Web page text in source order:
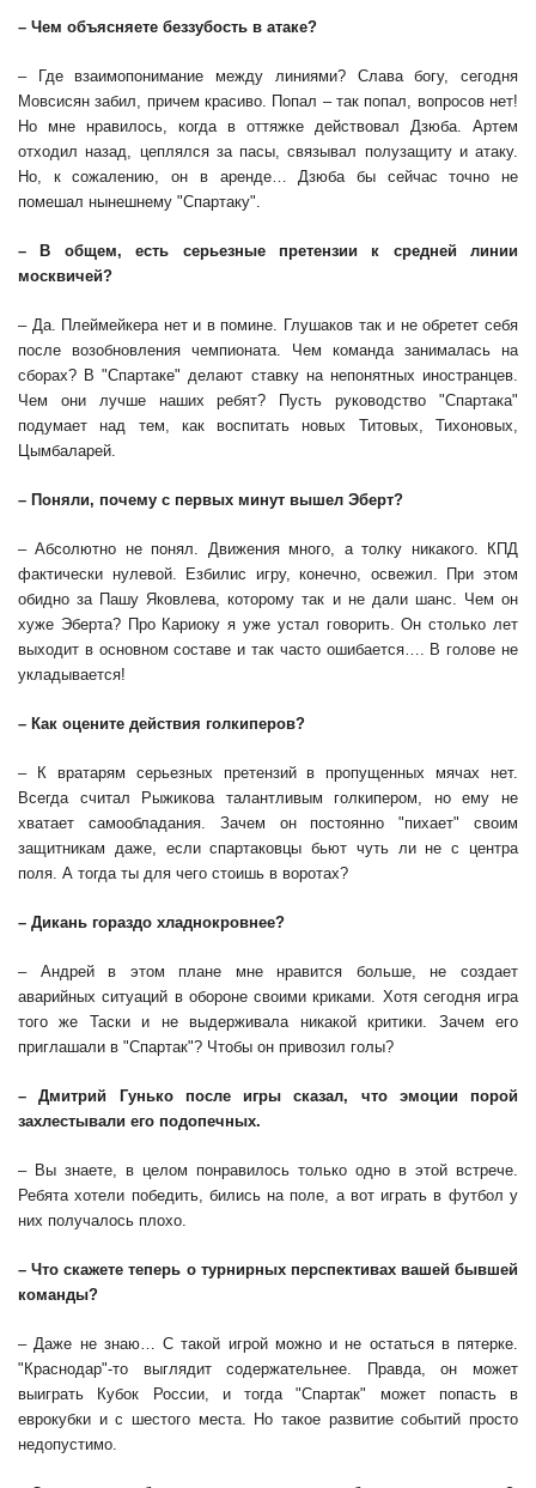
– Чем объясняете беззубость в атаке?
– Где взаимопонимание между линиями? Слава богу, сегодня
Мовсисян забил, причем красиво. Попал – так попал, вопросов нет!
Но мне нравилось, когда в оттяжке действовал Дзюба. Артем
отходил назад, цеплялся за пасы, связывал полузащиту и атаку.
Но, к сожалению, он в аренде… Дзюба бы сейчас точно не
помешал нынешнему "Спартаку".
– В общем, есть серьезные претензии к средней линии
москвичей?
– Да. Плеймейкера нет и в помине. Глушаков так и не обретет себя
после возобновления чемпионата. Чем команда занималась на
сборах? В "Спартаке" делают ставку на непонятных иностранцев.
Чем они лучше наших ребят? Пусть руководство "Спартака"
подумает над тем, как воспитать новых Титовых, Тихоновых,
Цымбаларей.
– Поняли, почему с первых минут вышел Эберт?
– Абсолютно не понял. Движения много, а толку никакого. КПД
фактически нулевой. Езбилис игру, конечно, освежил. При этом
обидно за Пашу Яковлева, которому так и не дали шанс. Чем он
хуже Эберта? Про Кариоку я уже устал говорить. Он столько лет
выходит в основном составе и так часто ошибается…. В голове не
укладывается!
– Как оцените действия голкиперов?
– К вратарям серьезных претензий в пропущенных мячах нет.
Всегда считал Рыжикова талантливым голкипером, но ему не
хватает самообладания. Зачем он постоянно "пихает" своим
защитникам даже, если спартаковцы бьют чуть ли не с центра
поля. А тогда ты для чего стоишь в воротах?
– Дикань гораздо хладнокровнее?
– Андрей в этом плане мне нравится больше, не создает
аварийных ситуаций в обороне своими криками. Хотя сегодня игра
того же Таски и не выдерживала никакой критики. Зачем его
приглашали в "Спартак"? Чтобы он привозил голы?
– Дмитрий Гунько после игры сказал, что эмоции порой
захлестывали его подопечных.
– Вы знаете, в целом понравилось только одно в этой встрече.
Ребята хотели победить, бились на поле, а вот играть в футбол у
них получалось плохо.
– Что скажете теперь о турнирных перспективах вашей бывшей
команды?
– Даже не знаю… С такой игрой можно и не остаться в пятерке.
"Краснодар"-то выглядит содержательнее. Правда, он может
выиграть Кубок России, и тогда "Спартак" может попасть в
еврокубки и с шестого места. Но такое развитие событий просто
недопустимо.